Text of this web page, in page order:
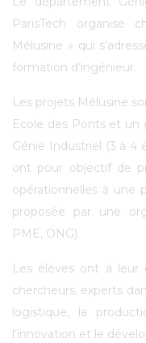
ParisTech organise
Mélusine » qui
formation d’ingénieur.
Les projets Mélusine
Ecole des Ponts et un
Génie Industriel (3 à 4
ont pour objectif de
opérationnelles à une
proposée par une
PME, ONG).
Les élèves ont à leur
chercheurs, experts
logistique, la
l’innovation et le